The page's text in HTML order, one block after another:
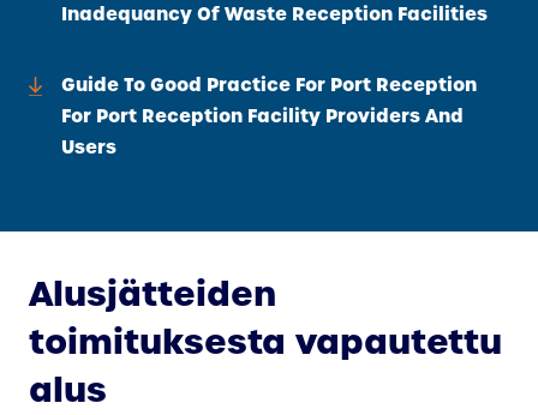
Inadequancy Of Waste Reception Facilities
Guide To Good Practice For Port Reception
For Port Reception Facility Providers And
Users
Alusjätteiden
toimituksesta vapautettu
alus